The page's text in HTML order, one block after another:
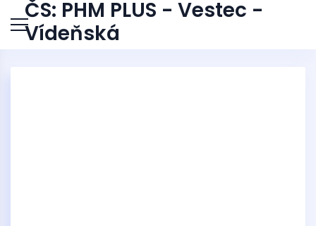
ČS: PHM PLUS - Vestec -
Vídeňská